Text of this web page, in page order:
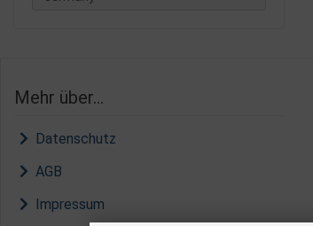
Mehr über...
Datenschutz
AGB
Impressum